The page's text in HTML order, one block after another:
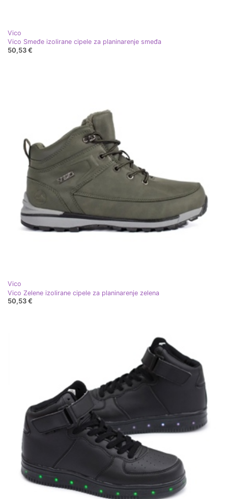
Vico
Vico Smeđe izolirane cipele za planinarenje smeđa
50,53 €
Vico
Vico Zelene izolirane cipele za planinarenje zelena
50,53 €